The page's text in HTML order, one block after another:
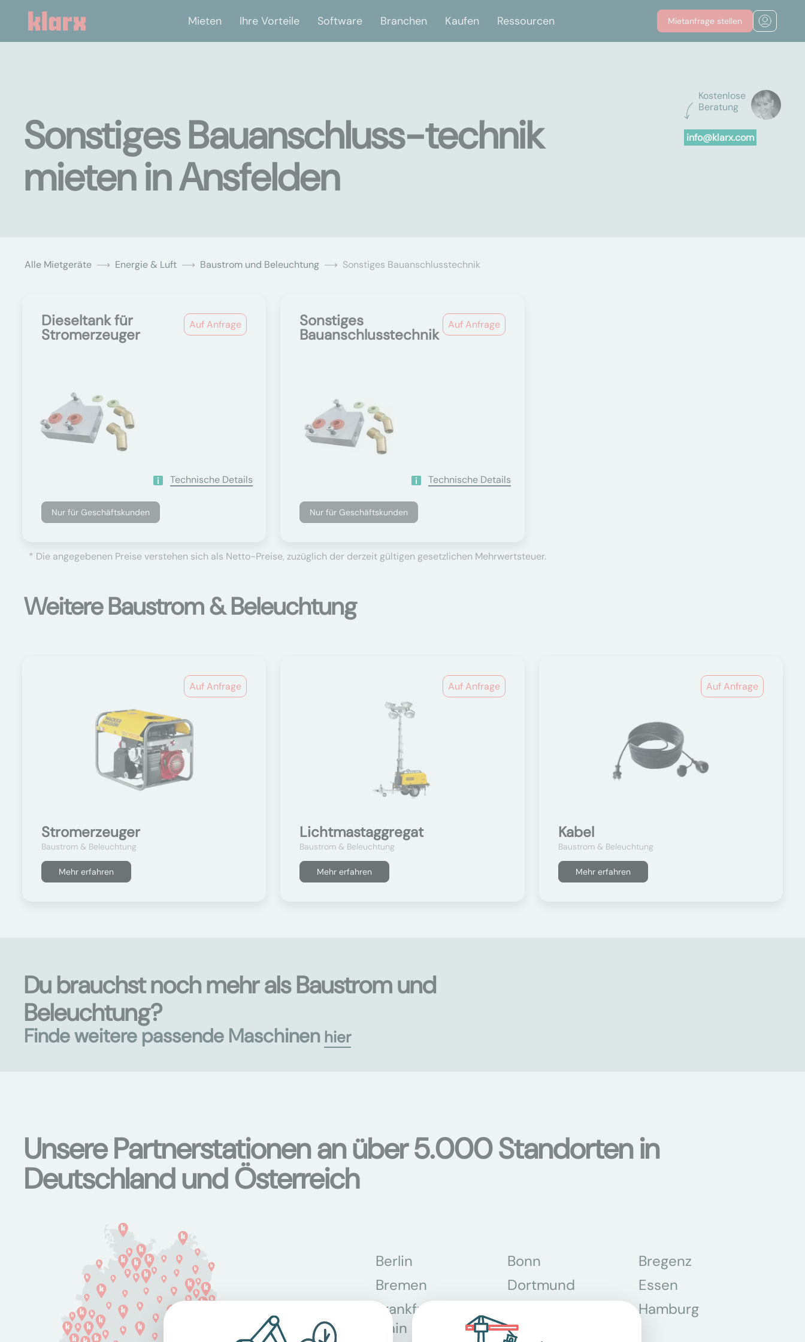
Mieten Ihre Vorteile Software Branchen Kaufen Ressourcen Mietanfrage stellen
Kostenlose
Beratung
info@klarx.com
Sonstiges Bauanschluss-technik
mieten in Ansfelden
Alle Mietgeräte Energie & Luft Baustrom und Beleuchtung Sonstiges Bauanschlusstechnik
Auf Anfrage
Dieseltank für
Stromerzeuger
Technische Details
Nur für Geschäftskunden
Auf Anfrage
Sonstiges
Bauanschlusstechnik
Technische Details
Nur für Geschäftskunden
* Die angegebenen Preise verstehen sich als Netto-Preise, zuzüglich der derzeit gültigen gesetzlichen Mehrwertsteuer.
Weitere Baustrom & Beleuchtung
Auf Anfrage
Stromerzeuger
Baustrom & Beleuchtung
Mehr erfahren
Auf Anfrage
Lichtmastaggregat
Baustrom & Beleuchtung
Mehr erfahren
Auf Anfrage
Kabel
Baustrom & Beleuchtung
Mehr erfahren
Du brauchst noch mehr als Baustrom und
Beleuchtung?
Finde weitere passende Maschinen hier
Unsere Partnerstationen an über 5.000 Standorten in
Deutschland und Österreich
Berlin Bonn
Bregenz
Bremen
Dortmund
Essen
Frankfurt am
Main
Hamburg